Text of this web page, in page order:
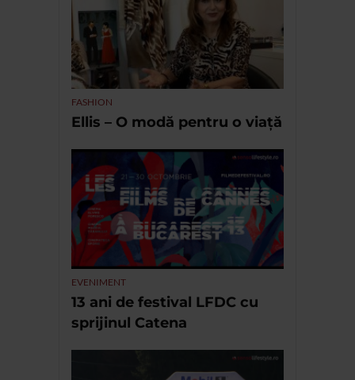
FASHION
Ellis – O modă pentru o viață
EVENIMENT
13 ani de festival LFDC cu
sprijinul Catena